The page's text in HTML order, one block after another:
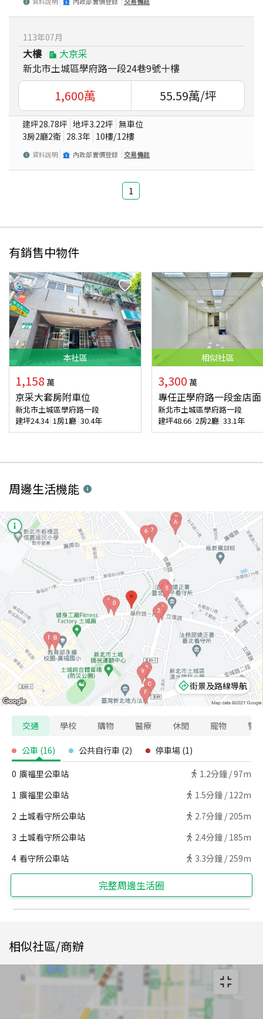
113年07月
大樓
大京采
新北市土城區學府路一段24巷9號十樓
1,600萬 55.59萬/坪
建坪28.78坪 地坪3.22坪 無車位
3房2廳2衛 28.3年 10樓/12樓
資料說明 內政部實價登錄 交易備註
1
有銷售中物件
本社區
1,158 萬
京采大套房附車位
新北市土城區學府路一段
建坪24.34 1房1廳 30.4年
相似社區
3,300 萬
專任正學府路一段金店面
新北市土城區學府路一段
建坪48.66 2房2廳 33.1年
周邊生活機能
街景及路線導航
交通 學校 購物 醫療 休閒 寵物 警
公車 (16) 公共自行車 (2) 停車場 (1)
0 廣福里公車站 1.2分鐘 /97m
1 廣福里公車站 1.5分鐘 / 122m
2 土城看守所公車站 2.7分鐘 / 205m
3 土城看守所公車站 2.4分鐘 / 185m
4 看守所公車站 3.3分鐘 / 259m
完整周邊生活圈
相似社區/商辦